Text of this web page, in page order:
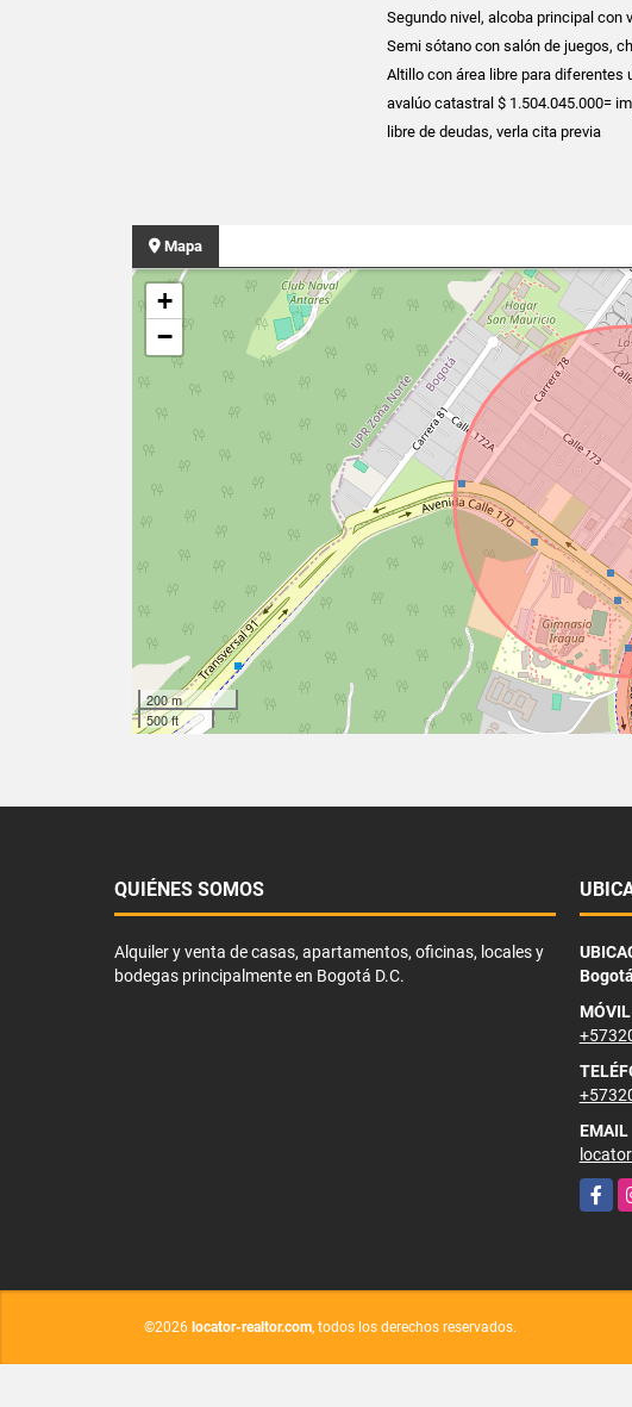
Segundo nivel, alcoba principal con
Semi sótano con salón de juegos,
Altillo con área libre para diferentes
avalúo catastral $ 1.504.045.000=
libre de deudas, verla cita previa
Mapa
+
−
200 m
500 ft
QUIÉNES SOMOS
Alquiler y venta de casas, apartamentos, oficinas, locales y
bodegas principalmente en Bogotá D.C.
MÓVIL
EMAIL
©2026 locator-realtor.com, todos los derechos reservados.